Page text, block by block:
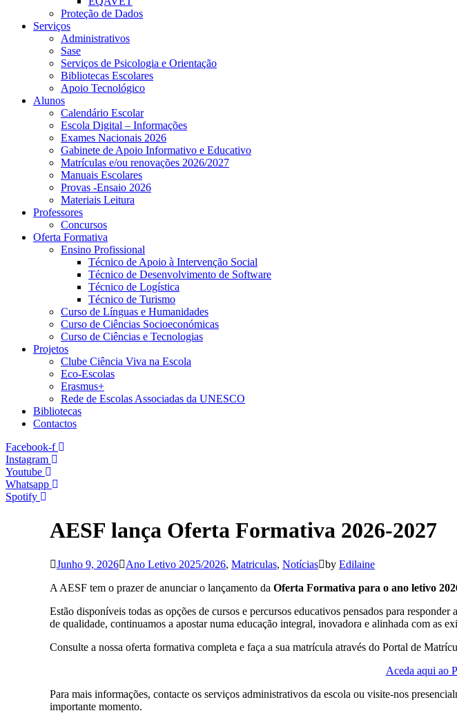
Proteção de Dados
Serviços
Administrativos
Sase
Serviços de Psicologia e Orientação
Bibliotecas Escolares
Apoio Tecnológico
Alunos
Calendário Escolar
Escola Digital – Informações
Exames Nacionais 2026
Gabinete de Apoio Informativo e Educativo
Matrículas e/ou renovações 2026/2027
Manuais Escolares
Provas -Ensaio 2026
Materiais Leitura
Professores
Concursos
Oferta Formativa
Ensino Profissional
Técnico de Apoio à Intervenção Social
Técnico de Desenvolvimento de Software
Técnico de Logística
Técnico de Turismo
Curso de Línguas e Humanidades
Curso de Ciências Socioeconómicas
Curso de Ciências e Tecnologias
Projetos
Clube Ciência Viva na Escola
Eco-Escolas
Erasmus+
Rede de Escolas Associadas da UNESCO
Bibliotecas
Contactos
Facebook-f
Instagram
Youtube
Whatsapp
Spotify
AESF lança Oferta Formativa 2026-2027
Junho 9, 2026 Ano Letivo 2025/2026, Matriculas, Notícias by Edilaine
A AESF tem o prazer de anunciar o lançamento da Oferta Formativa para o ano letivo
Estão disponíveis todas as opções de cursos e percursos educativos pensados para
de qualidade, continuamos a apostar numa educação integral, inovadora e alinhada com as
Consulte a nossa oferta formativa completa e faça a sua matrícula através do Portal de
Aceda aqui ao
Para mais informações, contacte os serviços administrativos da escola ou visite-nos
importante momento.